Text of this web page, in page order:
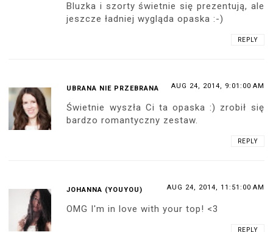
Bluzka i szorty świetnie się prezentują, ale
jeszcze ładniej wygląda opaska :-)
REPLY
UBRANA NIE PRZEBRANA AUG 24, 2014, 9:01:00 AM
Świetnie wyszła Ci ta opaska :) zrobił się
bardzo romantyczny zestaw.
REPLY
JOHANNA (YOUYOU) AUG 24, 2014, 11:51:00 AM
OMG I'm in love with your top! <3
REPLY